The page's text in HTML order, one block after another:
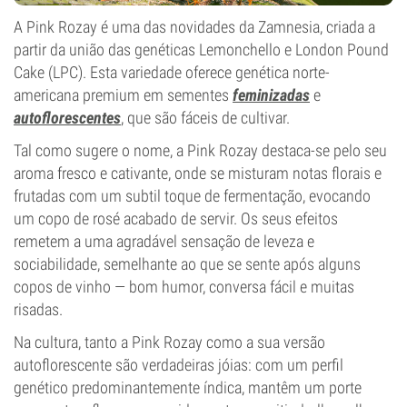
A Pink Rozay é uma das novidades da Zamnesia, criada a
partir da união das genéticas Lemonchello e London Pound
Cake (LPC). Esta variedade oferece genética norte-
americana premium em sementes feminizadase
autoflorescentes, que são fáceis de cultivar.
Tal como sugere o nome, a Pink Rozay destaca-se pelo seu
aroma fresco e cativante, onde se misturam notas florais e
frutadas com um subtil toque de fermentação, evocando
um copo de rosé acabado de servir. Os seus efeitos
remetem a uma agradável sensação de leveza e
sociabilidade, semelhante ao que se sente após alguns
copos de vinho — bom humor, conversa fácil e muitas
risadas.
Na cultura, tanto a Pink Rozay como a sua versão
autoflorescente são verdadeiras jóias: com um perfil
genético predominantemente índica, mantêm um porte